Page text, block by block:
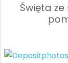
Święta